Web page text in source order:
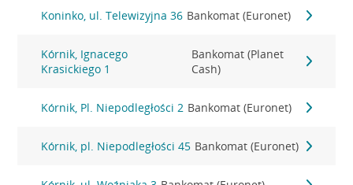
Koninko, ul. Telewizyjna 36 Bankomat (Euronet)
Kórnik, Ignacego
Krasickiego 1
Bankomat (Planet
Cash)
Kórnik, Pl. Niepodległości 2 Bankomat (Euronet)
Kórnik, pl. Niepodległości 45 Bankomat (Euronet)